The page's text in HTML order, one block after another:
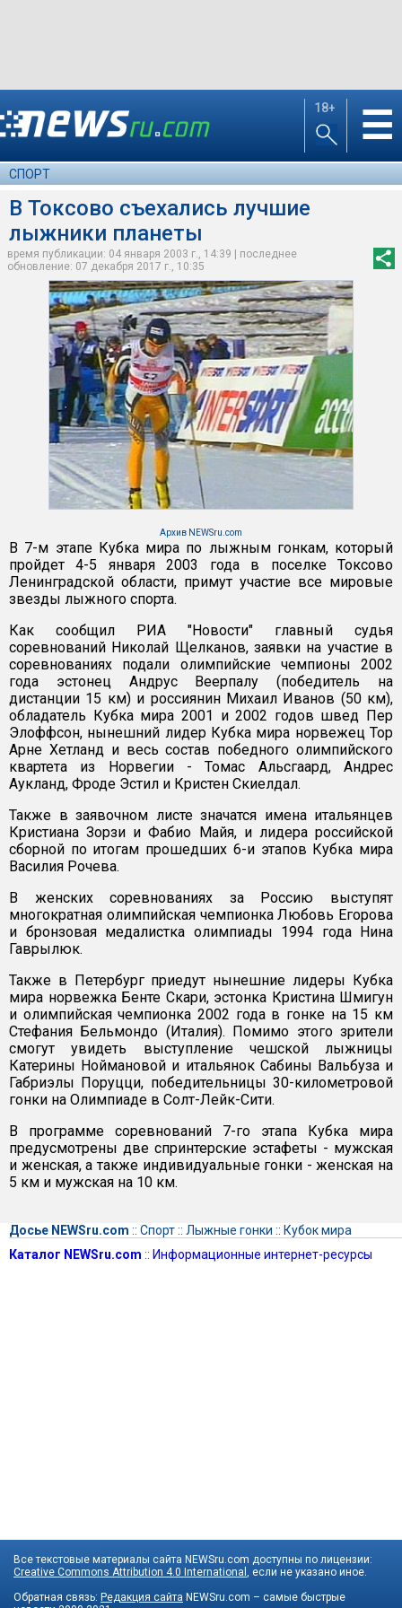
18+ ☰
СПОРТ
В Токсово съехались лучшие
лыжники планеты
время публикации: 04 января 2003 г., 14:39 | последнее
обновление: 07 декабря 2017 г., 10:35
Архив NEWSru.com
В 7-м этапе Кубка мира по лыжным гонкам, который
пройдет 4-5 января 2003 года в поселке Токсово
Ленинградской области, примут участие все мировые
звезды лыжного спорта.
Как сообщил РИА "Новости" главный судья
соревнований Николай Щелканов, заявки на участие в
соревнованиях подали олимпийские чемпионы 2002
года эстонец Андрус Веерпалу (победитель на
дистанции 15 км) и россиянин Михаил Иванов (50 км),
обладатель Кубка мира 2001 и 2002 годов швед Пер
Элоффсон, нынешний лидер Кубка мира норвежец Тор
Арне Хетланд и весь состав победного олимпийского
квартета из Норвегии - Томас Альсгаард, Андрес
Аукланд, Фроде Эстил и Кристен Скиелдал.
Также в заявочном листе значатся имена итальянцев
Кристиана Зорзи и Фабио Майя, и лидера российской
сборной по итогам прошедших 6-и этапов Кубка мира
Василия Рочева.
В женских соревнованиях за Россию выступят
многократная олимпийская чемпионка Любовь Егорова
и бронзовая медалистка олимпиады 1994 года Нина
Гаврылюк.
Также в Петербург приедут нынешние лидеры Кубка
мира норвежка Бенте Скари, эстонка Кристина Шмигун
и олимпийская чемпионка 2002 года в гонке на 15 км
Стефания Бельмондо (Италия). Помимо этого зрители
смогут увидеть выступление чешской лыжницы
Катерины Ноймановой и итальянок Сабины Вальбуза и
Габриэлы Поруцци, победительницы 30-километровой
гонки на Олимпиаде в Солт-Лейк-Сити.
В программе соревнований 7-го этапа Кубка мира
предусмотрены две спринтерские эстафеты - мужская
и женская, а также индивидуальные гонки - женская на
5 км и мужская на 10 км.
Досье NEWSru.com :: Спорт:: Лыжные гонки :: Кубок мира
Каталог NEWSru.com :: Информационные интернет-ресурсы
Все текстовые материалы сайта NEWSru.com доступны по лицензии:
Creative Commons Attribution 4.0 International
, если не указано иное.
Обратная связь: Редакция сайта NEWSru.com – самые быстрые